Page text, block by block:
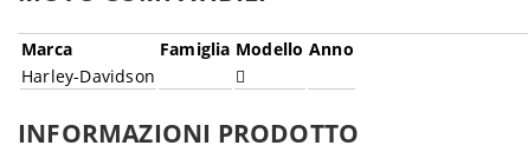
Marca Famiglia Modello Anno
Harley-Davidson
INFORMAZIONI PRODOTTO